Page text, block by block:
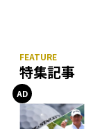
特集記事